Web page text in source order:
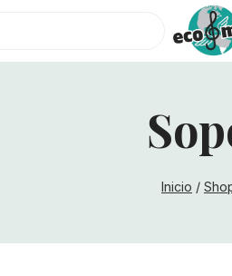
Inicio /